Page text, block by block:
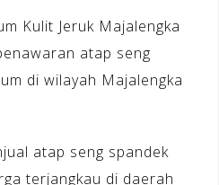
Kulit Jeruk Majalengka
atap seng
di wilayah Majalengka
atap seng spandek
terjangkau di daerah